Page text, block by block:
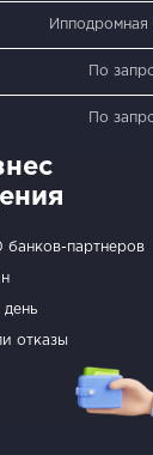
Ипподромная
По
По
банков-партнеров
день
отказы